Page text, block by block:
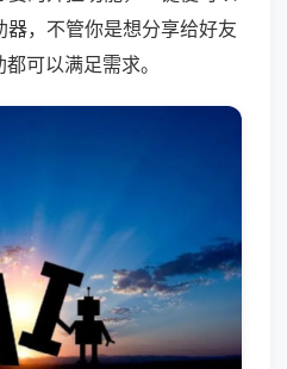
，不管你是想分享给好友
可以满足需求。